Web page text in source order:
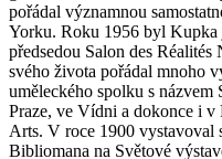
pořádal významnou
Yorku. Roku 1956 byl Kupka
předsedou Salon des
svého života pořádal mnoho
uměleckého spolku s
Praze, ve Vídni a dokonce i v
Arts. V roce 1900 vystavoval
Bibliomana na Světové